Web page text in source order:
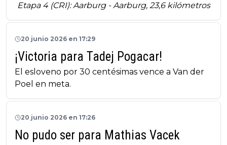
Etapa 4 (CRI): Aarburg - Aarburg, 23,6 kilómetros
20 junio 2026 en 17:29
¡Victoria para Tadej Pogacar!
El esloveno por 30 centésimas vence a Van der
Poel en meta.
20 junio 2026 en 17:26
No pudo ser para Mathias Vacek